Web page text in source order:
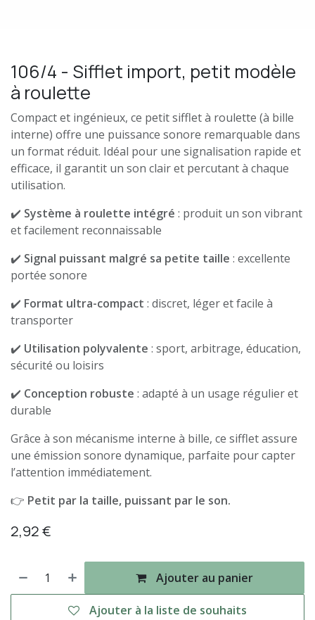
106/4 - Sifflet import, petit modèle
à roulette
Compact et ingénieux, ce petit sifflet à roulette (à bille
interne) offre une puissance sonore remarquable dans
un format réduit. Idéal pour une signalisation rapide et
efficace, il garantit un son clair et percutant à chaque
utilisation.
✔️ Système à roulette intégré : produit un son vibrant
et facilement reconnaissable
✔️ Signal puissant malgré sa petite taille : excellente
portée sonore
✔️ Format ultra-compact : discret, léger et facile à
transporter
✔️ Utilisation polyvalente : sport, arbitrage, éducation,
sécurité ou loisirs
✔️ Conception robuste : adapté à un usage régulier et
durable
Grâce à son mécanisme interne à bille, ce sifflet assure
une émission sonore dynamique, parfaite pour capter
l’attention immédiatement.
👉 Petit par la taille, puissant par le son.
2,92€
Ajouter au panier
Ajouter à la liste de souhaits